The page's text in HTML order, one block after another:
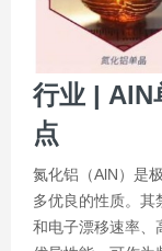
行业 | AlN
点
氮化铝（AlN）是
多优良的性质。其
和电子漂移速率、